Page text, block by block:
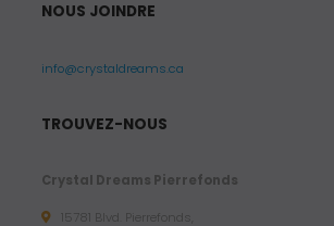
NOUS JOINDRE
info@crystaldreams.ca
TROUVEZ-NOUS
Crystal Dreams Pierrefonds
15781 Blvd. Pierrefonds,